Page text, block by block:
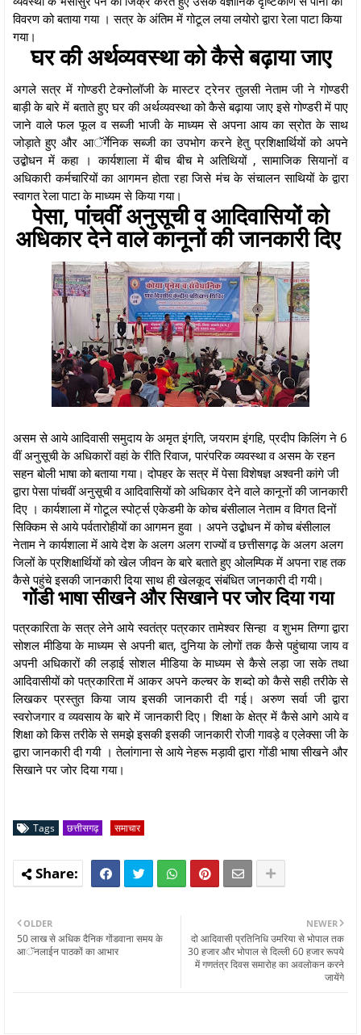
विवरण को बताया गया । सत्र के अंतिम में गोटूल लया लयोरो द्वारा रेला पाटा किया
गया।
घर की अर्थव्यवस्था को कैसे बढ़ाया जाए
अगले सत्र में गोण्डरी टेक्नोलॉजी के मास्टर ट्रेनर तुलसी नेताम जी ने गोण्डरी
बाड़ी के बारे में बताते हुए घर की अर्थव्यवस्था को कैसे बढ़ाया जाए इसे गोण्डरी में पाए
जाने वाले फल फूल व सब्जी भाजी के माध्यम से अपना आय का स्रोत के साथ
जोड़ाते हुए और आॅर्गेनिक सब्जी का उपभोग करने हेतु प्रशिक्षार्थियों को अपने
उद्बोधन में कहा । कार्यशाला में बीच बीच मे अतिथियों , सामाजिक सियानों व
अधिकारी कर्मचारियों का आगमन होता रहा जिसे मंच के संचालन साथियों के द्वारा
स्वागत रेला पाटा के माध्यम से किया गया।
पेसा, पांचवीं अनुसूची व आदिवासियों को
अधिकार देने वाले कानूनों की जानकारी दिए
असम से आये आदिवासी समुदाय के अमृत इंगति, जयराम इंगहि, प्रदीप किलिंग ने 6
वीं अनुसूची के अधिकारों वहां के रीति रिवाज, पारंपरिक व्यवस्था व असम के रहन
सहन बोली भाषा को बताया गया। दोपहर के सत्र में पेसा विशेषज्ञ अश्वनी कांगे जी
द्वारा पेसा पांचवीं अनुसूची व आदिवासियों को अधिकार देने वाले कानूनों की जानकारी
दिए । कार्यशाला में गोटूल स्पोर्ट्स एकेडमी के कोच बंसीलाल नेताम व विगत दिनों
सिक्किम से आये पर्वतारोहीयों का आगमन हुवा । अपने उद्बोधन में कोच बंसीलाल
नेताम ने कार्यशाला में आये देश के अलग अलग राज्यों व छत्तीसगढ़ के अलग अलग
जिलों के प्रशिक्षार्थियों को खेल जीवन के बारे बताते हुए ओलम्पिक में अपना राह तक
कैसे पहुंचे इसकी जानकारी दिया साथ ही खेलकूद संबंधित जानकारी दी गयी।
गोंडी भाषा सीखने और सिखाने पर जोर दिया गया
पत्रकारिता के सत्र लेने आये स्वतंत्र पत्रकार तामेश्वर सिन्हा व शुभम तिग्गा द्वारा
सोशल मीडिया के माध्यम से अपनी बात, दुनिया के लोगों तक कैसे पहुंचाया जाय व
अपनी अधिकारों की लड़ाई सोशल मीडिया के माध्यम से कैसे लड़ा जा सके तथा
आदिवासीयों को पत्रकारिता में आकर अपने कल्चर के शब्दो को कैसे सही तरीके से
लिखकर प्रस्तुत किया जाय इसकी जानकारी दी गई। अरुण सर्वा जी द्वारा
स्वरोजगार व व्यवसाय के बारे में जानकारी दिए। शिक्षा के क्षेत्र में कैसे आगे आये व
शिक्षा को किस तरीके से समझे इसकी इसकी जानकारी रोजी गावड़े व एलेक्सा जी के
द्वारा जानकारी दी गयी । तेलांगाना से आये नेहरू मड़ावी द्वारा गोंडी भाषा सीखने और
सिखाने पर जोर दिया गया।
Tags छत्तीसगढ़ समाचार
NEWER
दो आदिवासी प्रतिनिधि उमरिया से भोपाल तक
30 हजार और भोपाल से दिल्ली 60 हजार रूपये
में गणतंत्र दिवस समारोह का अवलोकन करने
जायेंगे
OLDER
50 लाख से अधिक दैनिक गोंडवाना समय के
आॅनलाईन पाठकों का आभार